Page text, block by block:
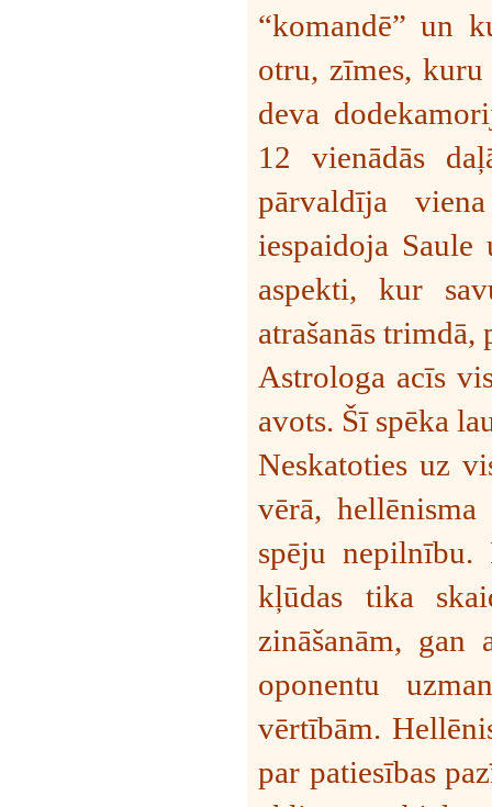
“komandē” un
otru, zīmes,
deva
12 vienādās
pārvaldīja
iespaidoja Saule
aspekti, kur
atrašanās
Astrologa acīs
avots. Šī spēka
Neskatoties uz
vērā,
spēju nepilnību.
kļūdas tika
zināšanām,
oponentu
vērtībām.
par patiesības